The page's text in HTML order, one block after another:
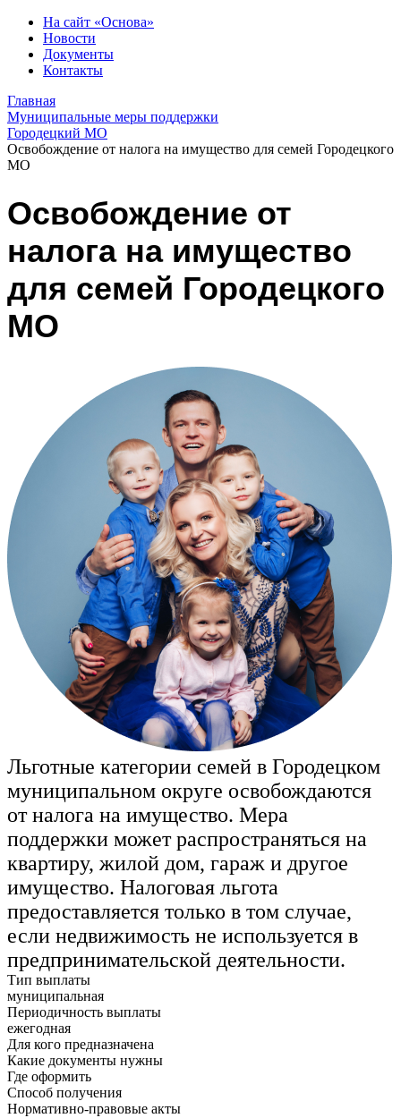
На сайт «Основа»
Новости
Документы
Контакты
Главная
Муниципальные меры поддержки
Городецкий МО
Освобождение от налога на имущество для семей Городецкого
МО
Освобождение от
налога на имущество
для семей Городецкого
МО
Льготные категории семей в Городецком
муниципальном округе освобождаются
от налога на имущество. Мера
поддержки может распространяться на
квартиру, жилой дом, гараж и другое
имущество. Налоговая льгота
предоставляется только в том случае,
если недвижимость не используется в
предпринимательской деятельности.
Тип выплаты
муниципальная
Периодичность выплаты
ежегодная
Для кого предназначена
Какие документы нужны
Где оформить
Способ получения
Нормативно-правовые акты